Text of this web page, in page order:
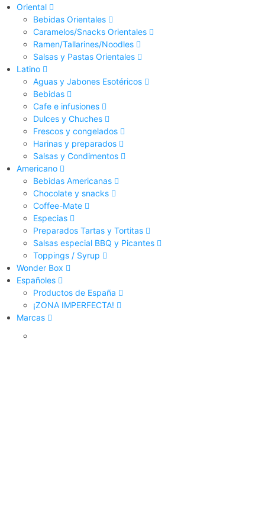
Oriental
Bebidas Orientales
Caramelos/Snacks Orientales
Ramen/Tallarines/Noodles
Salsas y Pastas Orientales
Latino
Aguas y Jabones Esotéricos
Bebidas
Cafe e infusiones
Dulces y Chuches
Frescos y congelados
Harinas y preparados
Salsas y Condimentos
Americano
Bebidas Americanas
Chocolate y snacks
Coffee-Mate
Especias
Preparados Tartas y Tortitas
Salsas especial BBQ y Picantes
Toppings / Syrup
Wonder Box
Españoles
Productos de España
¡ZONA IMPERFECTA!
Marcas